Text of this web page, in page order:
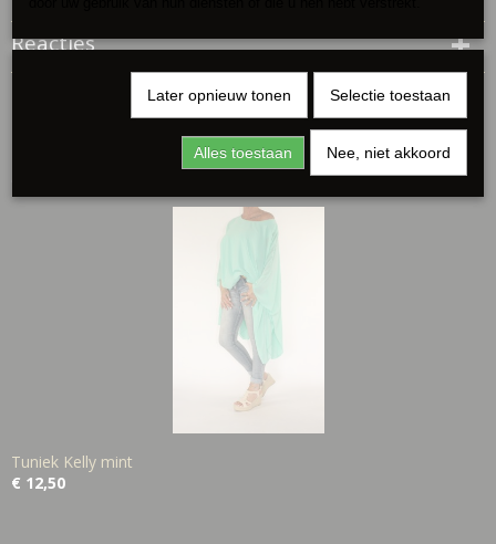
Reacties
Tuniek Kelly mint
€ 12,50
Later opnieuw tonen Selectie toestaan
Alles toestaan Nee, niet akkoord